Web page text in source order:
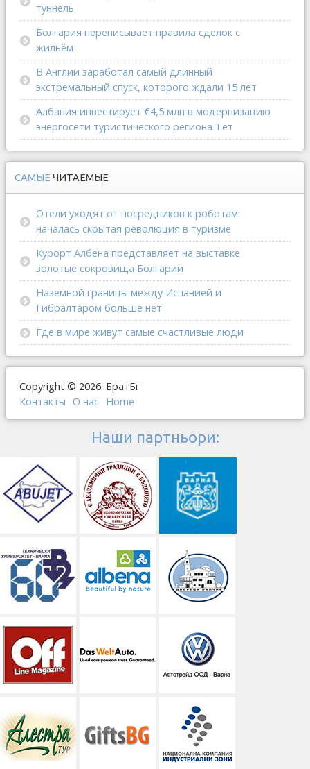
туннель
Болгария переписывает правила сделок с
жильём
В Англии заработал самый длинный
экстремальный спуск, которого ждали 15 лет
Албания инвестирует €4,5 млн в модернизацию
энергосети туристического региона Тет
САМЫЕ ЧИТАЕМЫЕ
Отели уходят от посредников к роботам:
началась скрытая революция в туризме
Курорт Албена представляет на выставке
золотые сокровища Болгарии
Наземной границы между Испанией и
Гибралтаром больше нет
Где в мире живут самые счастливые люди
Copyright © 2026. БратБг
Контакты
О наc Home
Наши партньори: